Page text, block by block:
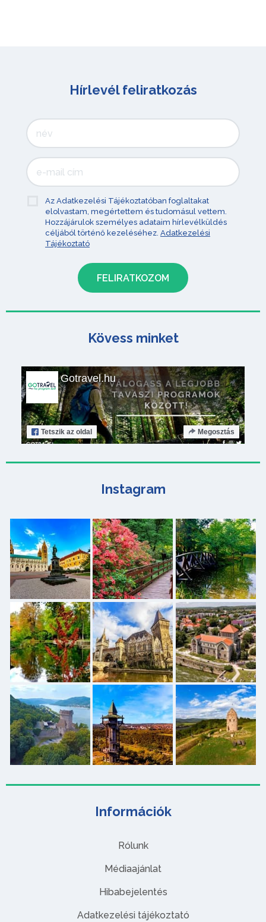
Információk
Rólunk
Médiaajánlat
Hibabejelentés
Adatkezelési tájékoztató
Hírlevél feliratkozás
Az Adatkezelési Tájékoztatóban foglaltakat
elolvastam, megértettem és tudomásul vettem.
Hozzájárulok személyes adataim hírlevélküldés
céljából történő kezeléséhez. Adatkezelési
Tájékoztató
Kövess minket
Gotravel.hu
Tetszik az oldal Megosztás
Instagram